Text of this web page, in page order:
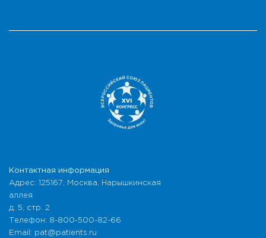
Контактная информация
Адрес: 125167, Москва, Нарышкинская
аллея
д. 5, стр. 2
Телефон: 8-800-500-82-66
Email: pat@patients.ru